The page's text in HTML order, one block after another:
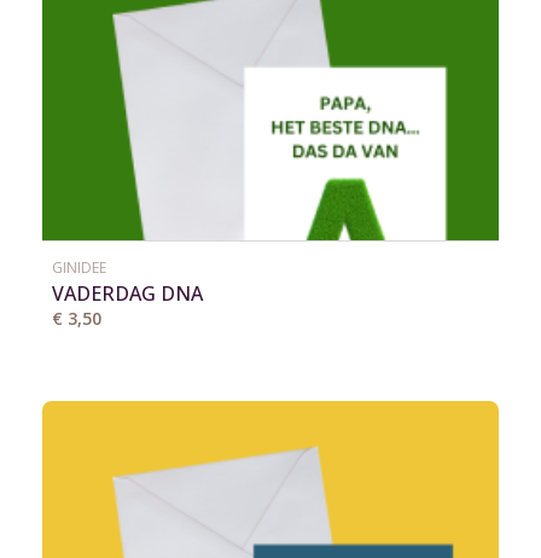
GINIDEE
VADERDAG DNA
€ 3,50